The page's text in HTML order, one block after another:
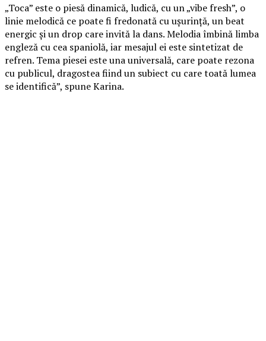
„Toca” este o piesă dinamică, ludică, cu un „vibe fresh”, o
linie melodică ce poate fi fredonată cu ușurință, un beat
energic și un drop care invită la dans. Melodia îmbină limba
engleză cu cea spaniolă, iar mesajul ei este sintetizat de
refren. Tema piesei este una universală, care poate rezona
cu publicul, dragostea fiind un subiect cu care toată lumea
se identifică”, spune Karina.